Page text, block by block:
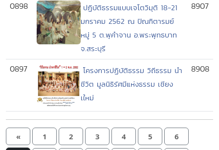
0898
ปฏิบัติธรรมแบบเจโตวิมุติ 18-21
มกราคม 2562 ณ ปัณฑิตารมย์
หมู่ 5 ต.พุคำจาน อ.พระพุทธบาท
จ.สระบุรี
8907
0897
โครงการปฏิบัติธรรม วิถีธรรม นำ
ชีวิต มูลนิธิรัศมีแห่งธรรม เชียง
เใหม่
8908
« 1 2 3 4 5 6